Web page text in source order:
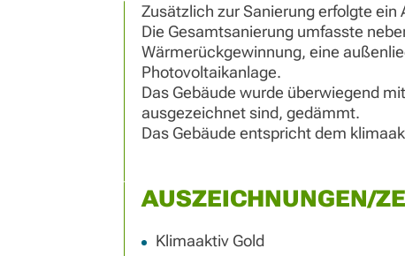
Zusätzlich zur Sanierung erfolgte
Die Gesamtsanierung umfasste
Wärmerückgewinnung, eine
Photovoltaikanlage.
Das Gebäude wurde überwiegend
ausgezeichnet sind, gedämmt.
Das Gebäude entspricht dem
AUSZEICHNUNGEN/
Klimaaktiv Gold